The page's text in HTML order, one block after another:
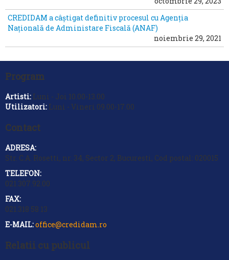
CREDIDAM a câștigat definitiv procesul cu Agenția
Națională de Administare Fiscală (ANAF)
noiembrie 29, 2021
Program
Artisti: Luni - Joi 10.00-13.00
Utilizatori: Luni - Vineri 09.00-17.00
Contact
ADRESA:
Str. C.A. Rosetti, nr. 34, Sector 2, Bucuresti, Cod postal: 020015
TELEFON:
021.307.92.00
FAX:
021.318 58 13
E-MAIL:office@credidam.ro
Relatii cu publicul